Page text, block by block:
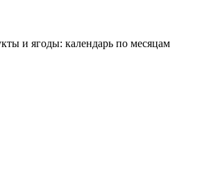
и ягоды: календарь по месяцам